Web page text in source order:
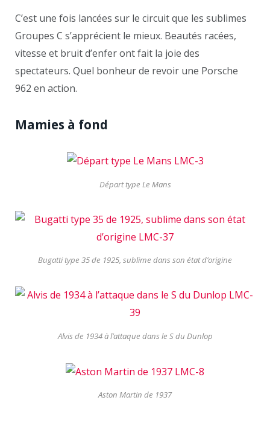
C’est une fois lancées sur le circuit que les sublimes
Groupes C s’apprécient le mieux. Beautés racées,
vitesse et bruit d’enfer ont fait la joie des
spectateurs. Quel bonheur de revoir une Porsche
962 en action.
Mamies à fond
Départ type Le Mans
Bugatti type 35 de 1925, sublime dans son état d’origine
Alvis de 1934 à l’attaque dans le S du Dunlop
Aston Martin de 1937